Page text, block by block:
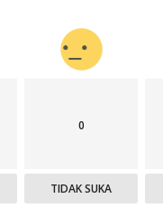
0
TIDAK SUKA